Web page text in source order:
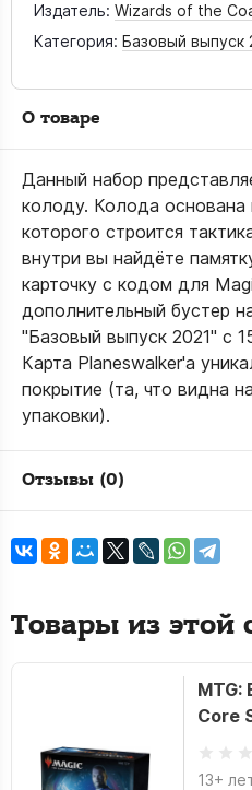
Издатель: Wizards of the
Категория: Базовый выпуск
О товаре
Данный набор
колоду. Колода основана
которого строится
внутри вы найдёте
карточку с кодом для
дополнительный бустер
"Базовый выпуск 2021" с
Карта Planeswalker'а
покрытие (та, что видна
упаковки).
Отзывы (0)
Товары из этой
MTG:
Core
13+